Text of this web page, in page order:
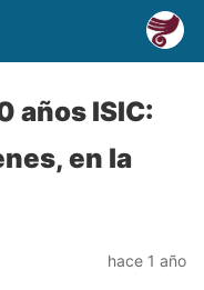
años ISIC:
en la
hace 1 año